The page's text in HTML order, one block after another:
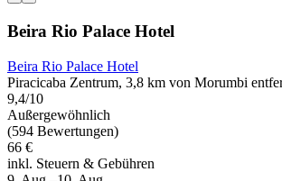
Beira Rio Palace Hotel
Beira Rio Palace Hotel
Piracicaba Zentrum, 3,8 km von Morumbi
9,4/10
Außergewöhnlich
(594 Bewertungen)
66 €
inkl. Steuern & Gebühren